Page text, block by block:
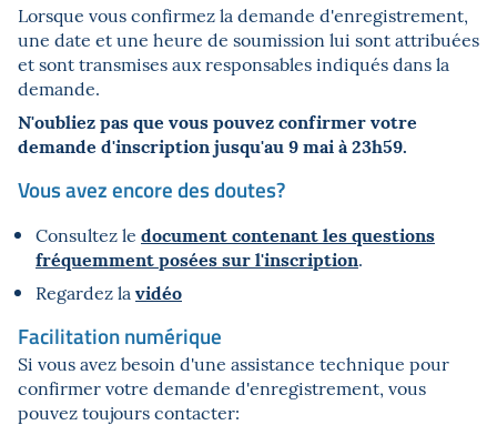
Lorsque vous confirmez la demande d'enregistrement,
une date et une heure de soumission lui sont attribuées
et sont transmises aux responsables indiqués dans la
demande.
N'oubliez pas que vous pouvez confirmer votre
demande d'inscription jusqu'au 9 mai à 23h59.
Vous avez encore des doutes?
Consultez le document contenant les questions
fréquemment posées sur l'inscription.
Regardez la vidéo
Facilitation numérique
Si vous avez besoin d'une assistance technique pour
confirmer votre demande d'enregistrement, vous
pouvez toujours contacter: